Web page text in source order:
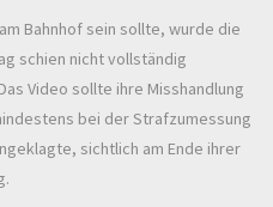
Bahnhof sein sollte, wurde die
schien nicht vollständig
Video sollte ihre Misshandlung
bei der Strafzumessung
sichtlich am Ende ihrer